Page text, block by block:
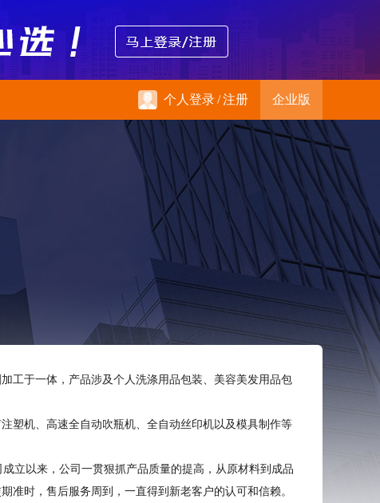
个人登录/注册 企业版
工于一体，产品涉及个人洗涤用品包装、美容美发用品包
塑机、高速全自动吹瓶机、全自动丝印机以及模具制作等
立以来，公司一贯狠抓产品质量的提高，从原材料到成品
准时，售后服务周到，一直得到新老客户的认可和信赖。